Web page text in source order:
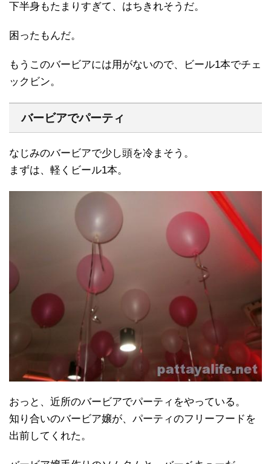
下半身もたまりすぎて、はちきれそうだ。
困ったもんだ。
もうこのバービアには用がないので、ビール1本でチェ
ックビン。
バービアでパーティ
なじみのバービアで少し頭を冷まそう。
まずは、軽くビール1本。
おっと、近所のバービアでパーティをやっている。
知り合いのバービア嬢が、パーティのフリーフードを
出前してくれた。